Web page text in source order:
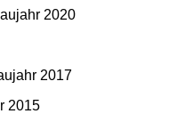
2020
2017
2015